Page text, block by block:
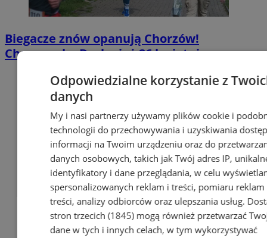
Biegacze znów opanują Chorzów!
Chorzowska Dycha już 26 kwietnia
Odpowiedzialne korzystanie z
danych
My i nasi partnerzy używamy plików cookie i
technologii do przechowywania i uzyskiwania
informacji na Twoim urządzeniu oraz do
danych osobowych, takich jak Twój adres IP,
identyfikatory i dane przeglądania, w celu
spersonalizowanych reklam i treści, pomiaru reklam
treści, analizy odbiorców oraz ulepszania usług.
stron trzecich (1845)mogą również przetwarzać
dane w tych i innych celach, w tym wykorzystywać